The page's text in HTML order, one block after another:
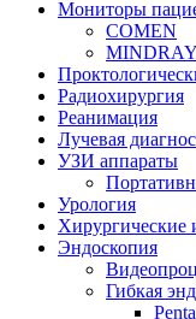
Мониторы
COMEN
MINDRAY
Радиохирургия
Реанимация
Лучевая
УЗИ аппараты
Урология
Хирургические
Эндоскопия
Гибкая